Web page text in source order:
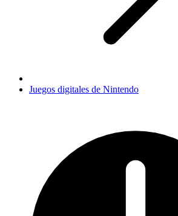
Juegos digitales de Nintendo